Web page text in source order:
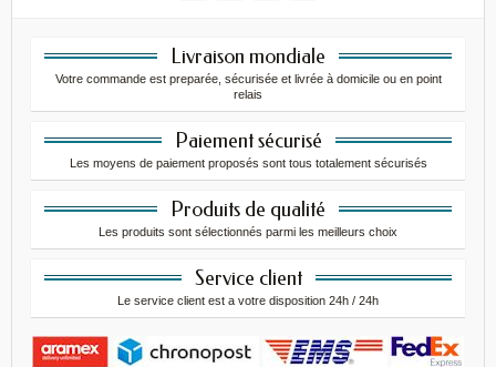
Livraison mondiale
Votre commande est preparée, sécurisée et livrée à domicile ou en point
relais
Paiement sécurisé
Les moyens de paiement proposés sont tous totalement sécurisés
Produits de qualité
Les produits sont sélectionnés parmi les meilleurs choix
Service client
Le service client est a votre disposition 24h / 24h